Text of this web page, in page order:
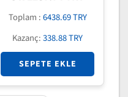
Toplam :6438.69 TRY
Kazanç:338.88 TRY
SEPETE EKLE